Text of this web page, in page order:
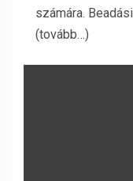
számára.
(tovább…)